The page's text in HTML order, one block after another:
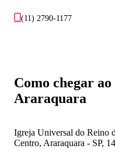
(11) 2790-1177
Como chegar
Araraquara
Igreja Universal do Reino
Centro, Araraquara - SP,